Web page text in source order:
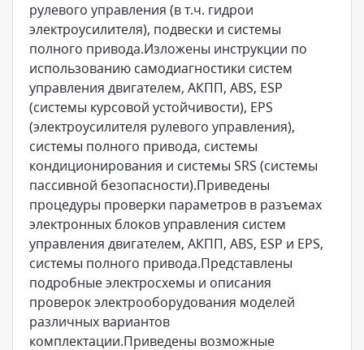
рулевого управления (в т.ч. гидрои
электроусилителя), подвески и системы
полного привода.Изложены инструкции по
использованию самодиагностики систем
управления двигателем, АКПП, ABS, ESP
(системы курсовой устойчивости), EPS
(электроусилителя рулевого управления),
системы полного привода, системы
кондиционирования и системы SRS (системы
пассивной безопасности).Приведены
процедуры проверки параметров в разъемах
электронных блоков управления систем
управления двигателем, АКПП, ABS, ESP и EPS,
системы полного привода.Представлены
подробные электросхемы и описания
проверок электрооборудования моделей
различных вариантов
комплектации.Приведены возможные